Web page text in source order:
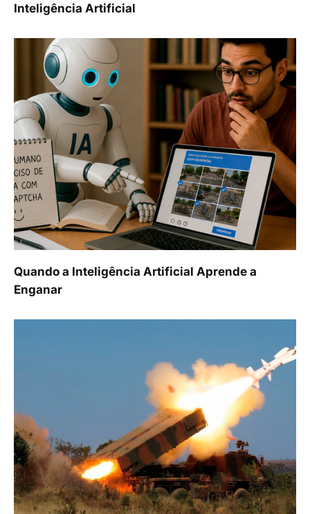
Inteligência Artificial
Quando a Inteligência Artificial Aprende a
Enganar